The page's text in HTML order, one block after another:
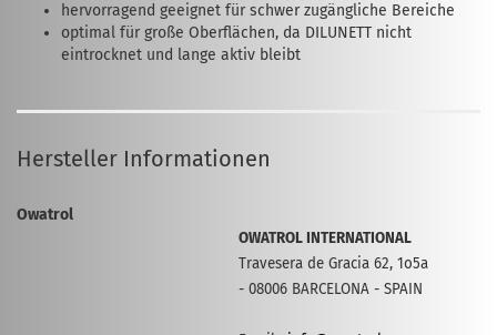
hervorragend geeignet für schwer zugängliche Bereiche
optimal für große Oberflächen, da DILUNETT nicht
eintrocknet und lange aktiv bleibt
Hersteller Informationen
Owatrol
OWATROL INTERNATIONAL
Travesera de Gracia 62, 1o5a
- 08006 BARCELONA - SPAIN